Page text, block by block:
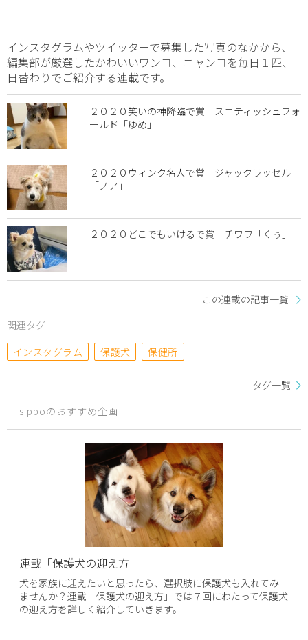
インスタグラムやツイッターで募集した写真のなかから、
編集部が厳選したかわいいワンコ、ニャンコを毎日１匹、
日替わりでご紹介する連載です。
２０２０笑いの神降臨で賞 スコティッシュフォ
ールド「ゆめ」
２０２０ウィンク名人で賞 ジャックラッセル
「ノア」
２０２０どこでもいけるで賞 チワワ「くぅ」
この連載の記事一覧
関連タグ
インスタグラム
保護犬 保健所
タグ一覧
sippoのおすすめ企画
連載「保護犬の迎え方」
犬を家族に迎えたいと思ったら、選択肢に保護犬も入れてみ
ませんか？連載「保護犬の迎え方」では７回にわたって保護犬
の迎え方を詳しく紹介していきます。